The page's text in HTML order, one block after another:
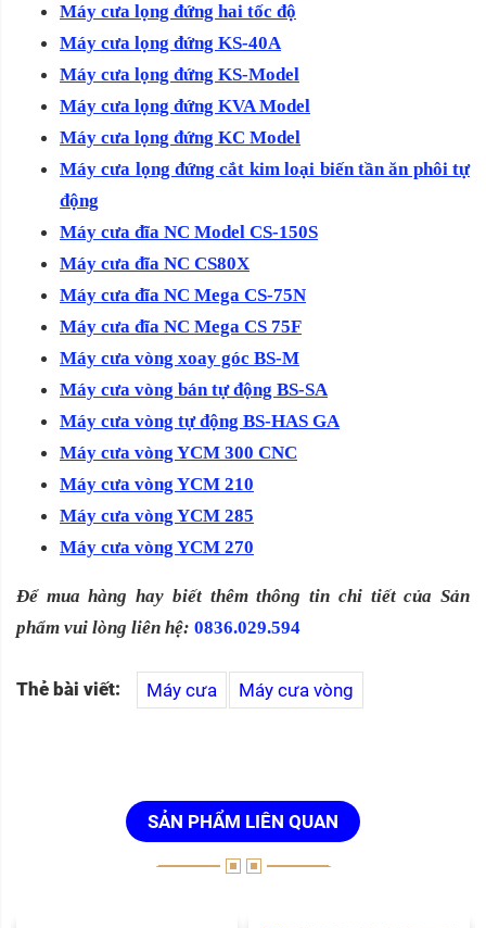
Máy cưa lọng đứng hai tốc độ
Máy cưa lọng đứng KS-40A
Máy cưa lọng đứng KS-Model
Máy cưa lọng đứng KVA Model
Máy cưa lọng đứng KC Model
Máy cưa lọng đứng cắt kim loại biến tần ăn phôi tự
động
Máy cưa đĩa NC Model CS-150S
Máy cưa đĩa NC CS80X
Máy cưa đĩa NC Mega CS-75N
Máy cưa đĩa NC Mega CS 75F
Máy cưa vòng xoay góc BS-M
Máy cưa vòng bán tự động BS-SA
Máy cưa vòng tự động BS-HAS GA
Máy cưa vòng YCM 300 CNC
Máy cưa vòng YCM 210
Máy cưa vòng YCM 285
Máy cưa vòng YCM 270
Để mua hàng hay biết thêm thông tin chi tiết của Sản
phẩm vui lòng liên hệ: 0836.029.594
Thẻ bài viết: Máy cưa Máy cưa vòng
SẢN PHẨM LIÊN QUAN